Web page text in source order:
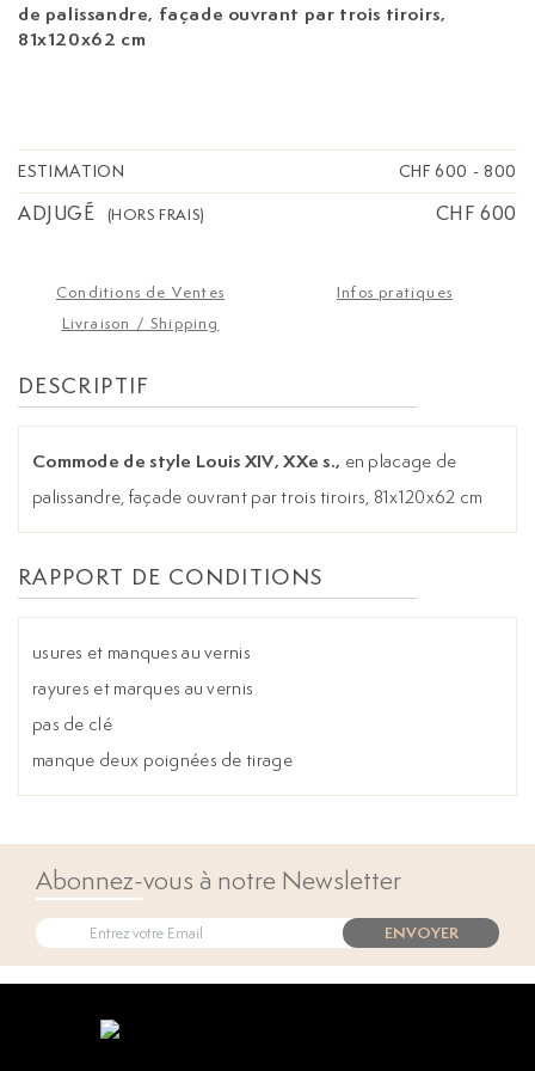
de palissandre, façade ouvrant par trois tiroirs,
81x120x62 cm
ESTIMATION CHF 600 - 800
ADJUGÉ (HORS FRAIS) CHF 600
Conditions de Ventes
Infos pratiques
Livraison / Shipping
DESCRIPTIF
Commode de style Louis XIV, XXe s., en placage de
palissandre, façade ouvrant par trois tiroirs, 81x120x62 cm
RAPPORT DE CONDITIONS
usures et manques au vernis
rayures et marques au vernis
pas de clé
manque deux poignées de tirage
Abonnez-vous à notre Newsletter
ENVOYER